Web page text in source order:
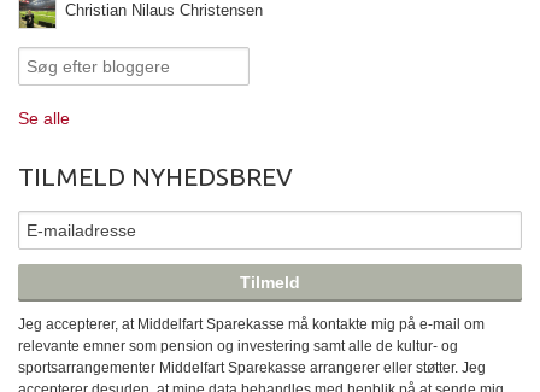
Christian Nilaus Christensen
Se alle
TILMELD NYHEDSBREV
Jeg accepterer, at Middelfart Sparekasse må kontakte mig på e-mail om
relevante emner som pension og investering samt alle de kultur- og
sportsarrangementer Middelfart Sparekasse arrangerer eller støtter. Jeg